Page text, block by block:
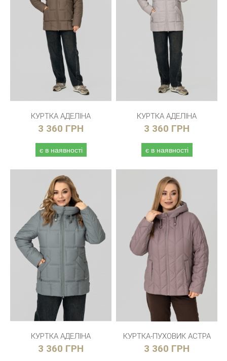
КУРТКА АДЕЛІНА
3 360 ГРН
є в наявності
КУРТКА АДЕЛІНА
3 360 ГРН
є в наявності
КУРТКА АДЕЛІНА
3 360 ГРН
КУРТКА-ПУХОВИК АСТРА
3 360 ГРН